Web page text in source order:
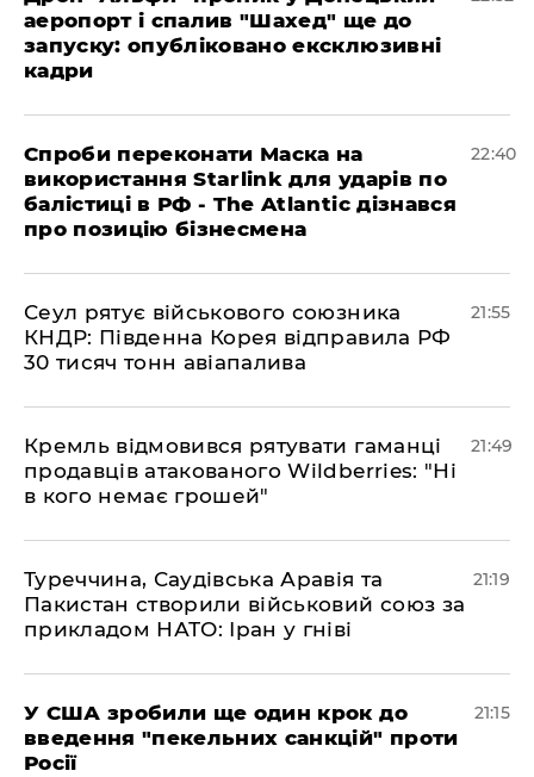
аеропорт і спалив "Шахед" ще до
запуску: опубліковано ексклюзивні
кадри
​Спроби переконати Маска на
використання Starlink для ударів по
балістиці в РФ - The Atlantic дізнався
про позицію бізнесмена
22:40
​Сеул рятує військового союзника
КНДР: Південна Корея відправила РФ
30 тисяч тонн авіапалива
21:55
​Кремль відмовився рятувати гаманці
продавців атакованого Wildberries: "Ні
в кого немає грошей"
21:49
​Туреччина, Саудівська Аравія та
Пакистан створили військовий союз за
прикладом НАТО: Іран у гніві
21:19
​У США зробили ще один крок до
введення "пекельних санкцій" проти
Росії
21:15